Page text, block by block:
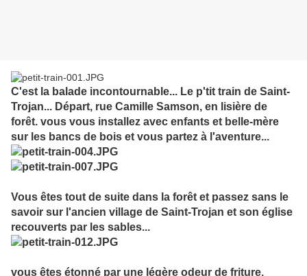
C'est la balade incontournable... Le p'tit train de Saint-
Trojan... Départ, rue Camille Samson, en lisière de
forêt. vous vous installez avec enfants et belle-mère
sur les bancs de bois et vous partez à l'aventure...
Vous êtes tout de suite dans la forêt et passez sans le
savoir sur l'ancien village de Saint-Trojan et son église
recouverts par les sables...
vous êtes étonné par une légère odeur de friture.